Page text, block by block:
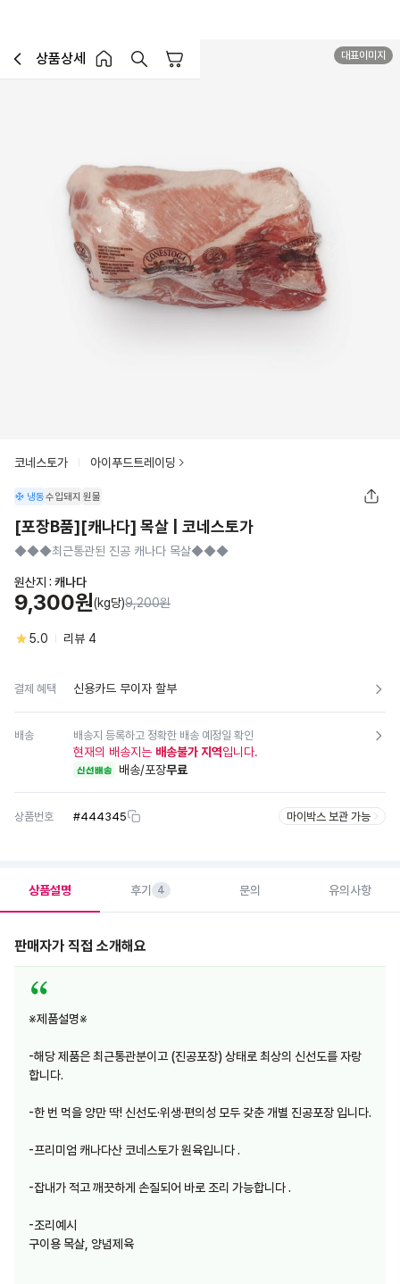
이전페이지로 이동
상품상세
홈 버튼홈 장바구니
대표이미지
코네스토가 아이푸드트레이딩
냉동수입돼지 원물
[포장B품][캐나다] 목살 | 코네스토가
◆◆◆최근통관된 진공 캐나다 목살◆◆◆
원산지 : 캐나다
9,300원(kg당)9,200원
5.0 리뷰 4
결제 혜택 신용카드 무이자 할부
배송 배송지 등록하고 정확한 배송 예정일 확인
현재의 배송지는 배송불가 지역입니다.
신선배송 배송/포장무료
상품번호 #444345 마이박스 보관 가능
상품설명 후기 4 문의 유의사항
판매자가 직접 소개해요
※제품설명※
-해당 제품은 최근통관분이고 (진공포장) 상태로 최상의 신선도를 자랑
합니다.
-한 번 먹을 양만 딱! 신선도·위생·편의성 모두 갖춘 개별 진공포장 입니다.
-프리미엄 캐나다산 코네스토가 원육입니다 .
-잡내가 적고 깨끗하게 손질되어 바로 조리 가능합니다 .
-조리예시
구이용 목살, 양념제육